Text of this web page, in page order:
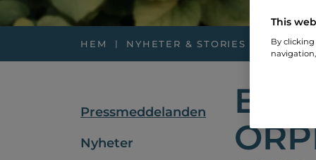
HEM NYHETER & STORIES
Pressmeddelanden
Nyheter
This
By